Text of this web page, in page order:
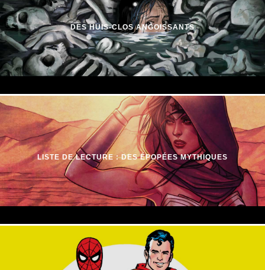
DES HUIS-CLOS ANGOISSANTS
LISTE DE LECTURE : DES ÉPOPÉES MYTHIQUES